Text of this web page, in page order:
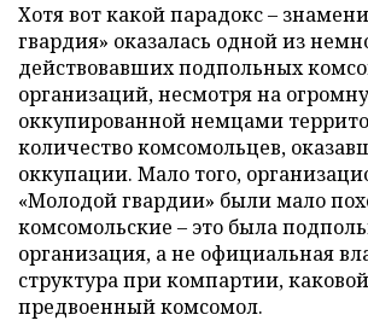
Хотя вот какой парадокс –
гвардия» оказалась одной из
действовавших подпольных
организаций, несмотря на
оккупированной немцами
количество комсомольцев,
оккупации. Мало того,
«Молодой гвардии» были мало
комсомольские – это была
организация, а не официальная
структура при компартии,
предвоенный комсомол.